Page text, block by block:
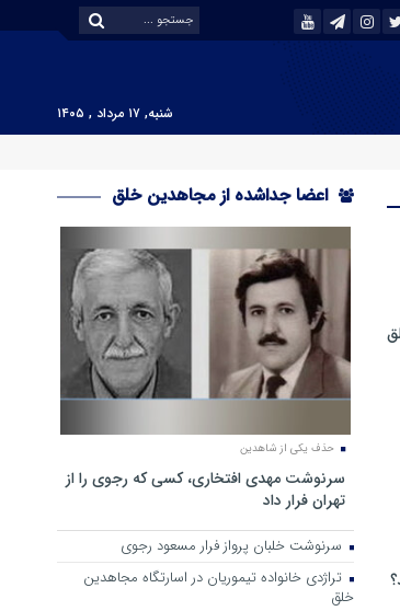
شنبه, ۱۷ مرداد , ۱۴۰۵
اعضا جداشده از مجاهدین خلق
حذف یکی از شاهدین
سرنوشت مهدی افتخاری، کسی که رجوی را از
تهران فرار داد
سرنوشت خلبان پرواز فرار مسعود رجوی
تراژدی خانواده تیموریان در اسارتگاه مجاهدین
خلق